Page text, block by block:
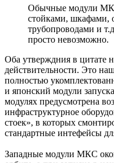
Обычные модули
стойками, шкафами,
трубопроводами и
просто невозможно.
Оба утверждния в цитате
действительности. Это
полностью
и японский модули
модулях предусмотрена
инфраструктурное
стоек», в которых
стандартные интефейсы
Западные модули МКС